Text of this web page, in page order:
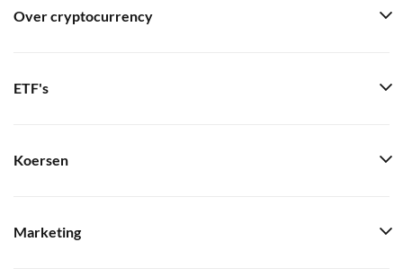
Over cryptocurrency
ETF's
Koersen
Marketing